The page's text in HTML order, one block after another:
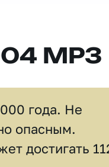
MP3
года. Не
опасным.
достигать